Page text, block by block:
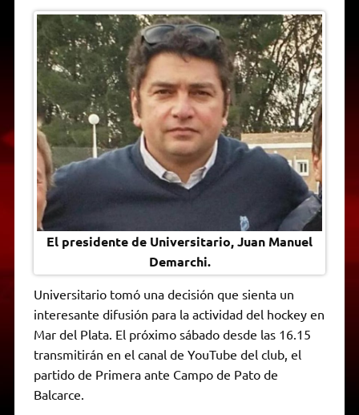
y
El presidente de Universitario, Juan Manuel
Demarchi.
Universitario tomó una decisión que sienta un
interesante difusión para la actividad del hockey en
Mar del Plata. El próximo sábado desde las 16.15
transmitirán en el canal de YouTube del club, el
partido de Primera ante Campo de Pato de
Balcarce.